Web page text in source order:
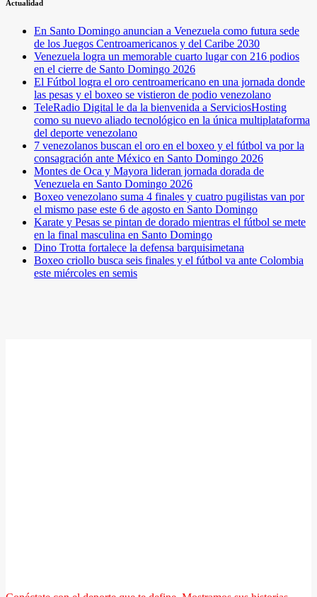
Actualidad
En Santo Domingo anuncian a Venezuela como futura sede
de los Juegos Centroamericanos y del Caribe 2030
Venezuela logra un memorable cuarto lugar con 216 podios
en el cierre de Santo Domingo 2026
El Fútbol logra el oro centroamericano en una jornada donde
las pesas y el boxeo se vistieron de podio venezolano
TeleRadio Digital le da la bienvenida a ServiciosHosting
como su nuevo aliado tecnológico en la única multiplataforma
del deporte venezolano
7 venezolanos buscan el oro en el boxeo y el fútbol va por la
consagración ante México en Santo Domingo 2026
Montes de Oca y Mayora lideran jornada dorada de
Venezuela en Santo Domingo 2026
Boxeo venezolano suma 4 finales y cuatro pugilistas van por
el mismo pase este 6 de agosto en Santo Domingo
Karate y Pesas se pintan de dorado mientras el fútbol se mete
en la final masculina en Santo Domingo
Dino Trotta fortalece la defensa barquisimetana
Boxeo criollo busca seis finales y el fútbol va ante Colombia
este miércoles en semis